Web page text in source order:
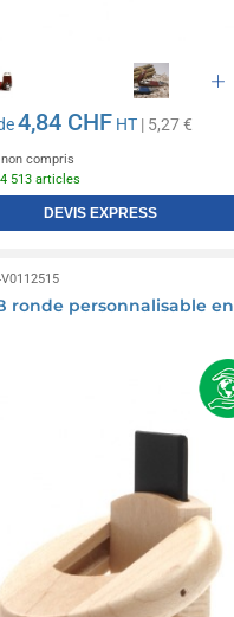
4,84 CHF HT | 5,27 €
compris
513 articles
DEVIS EXPRESS
ronde personnalisable en